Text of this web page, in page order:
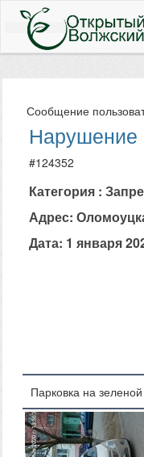
Сообщение
Нарушение
#124352
Категория :
Адрес:
Дата: 1 января
Парковка на